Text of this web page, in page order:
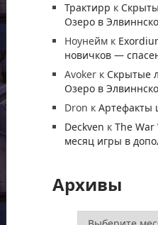
Трактирр к
Озеро в
Ноунеймк
новичков —
Avokerк Скрытые
Озеро в
Dron к Артефакты
Deckven к The
месяц игры в
Архивы
Архивы